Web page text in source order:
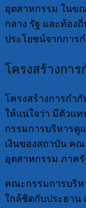
อุตสาหกรรม ในข
กลาง รัฐ และท้อง
ประโยชน์จากการ
โครงสร้างกา
โครงสร้างการกำ
ให้แน่ใจว่า มีตัวแ
กรรมการบริหารดู
เงินของสถาบัน ค
อุตสาหกรรม ภาค
คณะกรรมการบริห
ใกล้ชิดกับประธาน